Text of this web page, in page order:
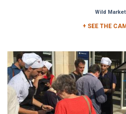
Wild
+ SEE THE